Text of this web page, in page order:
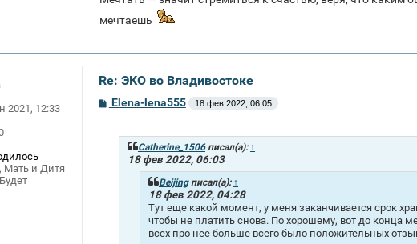
мечтаешь
2021, 12:33
Мать и Дитя
Будет
Re: ЭКО во Владивостоке
СElena-lena555 18 фев 2022, 06:05
Catherine_1506писал(а): ↑
18 фев 2022, 06:03
Beijingписал(а): ↑
18 фев 2022, 04:28
Тут еще какой момент, у меня заканчивается срок
чтобы не платить снова. По хорошему, вот до конца
всех про нее больше всего было положительных